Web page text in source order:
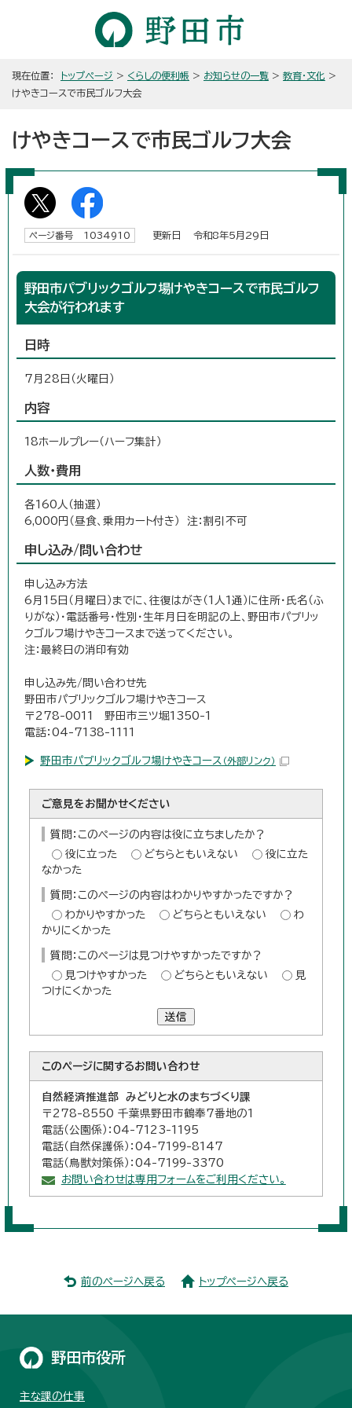
現在位置： トップページ > くらしの便利帳 > お知らせの一覧 > 教育・文化 >
けやきコースで市民ゴルフ大会
けやきコースで市民ゴルフ大会
ページ番号 1034910 更新日 令和8年5月29日
野田市パブリックゴルフ場けやきコースで市民ゴルフ
大会が行われます
日時
7月28日（火曜日）
内容
18ホールプレー（ハーフ集計）
人数・費用
各160人（抽選）
6,000円（昼食、乗用カート付き） 注：割引不可
申し込み/問い合わせ
申し込み方法
6月15日（月曜日）までに、往復はがき（1人1通）に住所・氏名（ふ
りがな）・電話番号・性別・生年月日を明記の上、野田市パブリッ
クゴルフ場けやきコースまで送ってください。
注：最終日の消印有効
申し込み先/問い合わせ先
野田市パブリックゴルフ場けやきコース
〒278-0011 野田市三ツ堀1350-1
電話：04-7138-1111
野田市パブリックゴルフ場けやきコース （外部リンク）
ご意見をお聞かせください
質問：このページの内容は役に立ちましたか？
役に立った
どちらともいえない
役に立た
なかった
質問：このページの内容はわかりやすかったですか？
わかりやすかった
どちらともいえない
わ
かりにくかった
質問：このページは見つけやすかったですか？
見つけやすかった
どちらともいえない
見
つけにくかった
送信
このページに関するお問い合わせ
自然経済推進部 みどりと水のまちづくり課
〒278-8550 千葉県野田市鶴奉7番地の1
電話（公園係）：04-7123-1195
電話（自然保護係）：04-7199-8147
電話（鳥獣対策係）：04-7199-3370
お問い合わせは専用フォームをご利用ください。
前のページへ戻る トップページへ戻る
野田市役所
主な課の仕事